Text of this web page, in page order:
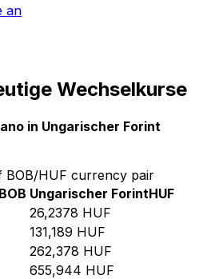
an
Wechselkurse
in Ungarischer Forint
BOB/HUF currency pair
BOB Ungarischer ForintHUF
26,2378 HUF
131,189 HUF
262,378 HUF
655,944 HUF